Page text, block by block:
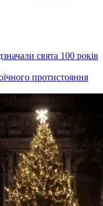
свята 100 років
протистояння